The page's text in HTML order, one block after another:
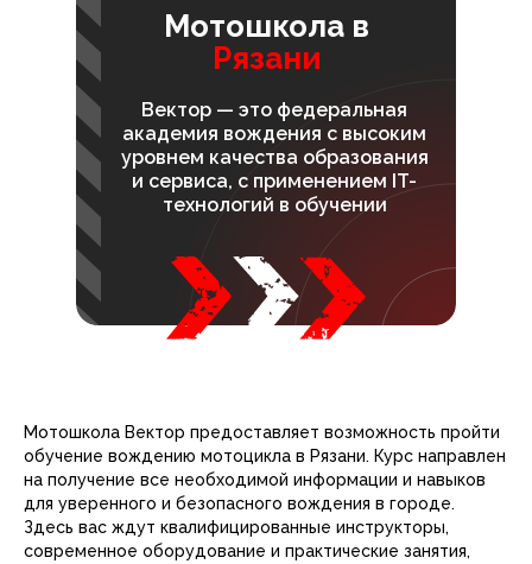
Мотошкола в
Рязани
Вектор — это федеральная
академия вождения с высоким
уровнем качества образования
и сервиса, с применением IT-
технологий в обучении
Мотошкола Вектор предоставляет возможность пройти
обучение вождению мотоцикла в Рязани. Курс направлен
на получение все необходимой информации и навыков
для уверенного и безопасного вождения в городе.
Здесь вас ждут квалифицированные инструкторы,
современное оборудование и практические занятия,